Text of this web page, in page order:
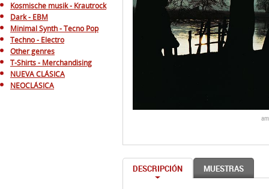
Kosmische musik - Krautrock
Dark - EBM
Minimal Synth - Tecno Pop
Techno - Electro
Other genres
T-Shirts - Merchandising
NUEVA CLÁSICA
NEOCLÁSICA
DESCRIPCIÓN MUESTRAS